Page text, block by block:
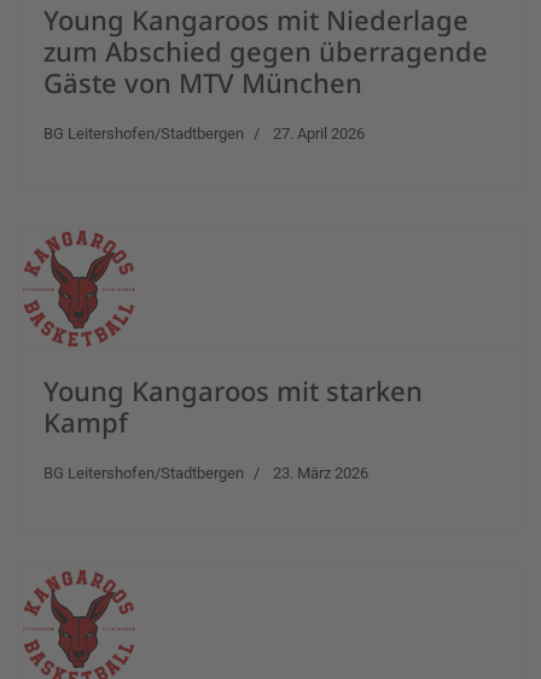
Young Kangaroos mit Niederlage
zum Abschied gegen überragende
Gäste von MTV München
BG Leitershofen/Stadtbergen 27. April 2026
Young Kangaroos mit starken
Kampf
BG Leitershofen/Stadtbergen 23. März 2026